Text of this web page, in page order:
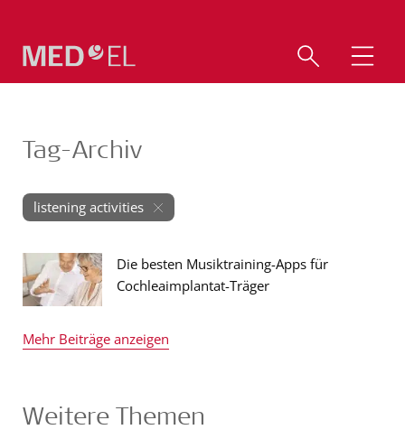
Tag-Archiv
listening activities
Die besten Musiktraining-Apps für
Cochleaimplantat-Träger
Mehr Beiträge anzeigen
Weitere Themen